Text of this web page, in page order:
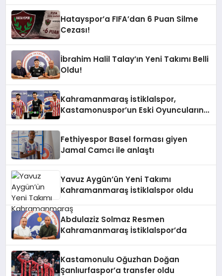
Hatayspor’a FIFA’dan 6 Puan Silme
Cezası!
İbrahim Halil Talay’ın Yeni Takımı Belli
Oldu!
Kahramanmaraş İstiklalspor,
Kastamonuspor’un Eski Oyuncularını
Fethiyespor Basel forması giyen
Jamal Camcı ile anlaştı
Yavuz Aygün’ün Yeni Takımı
Kahramanmaraş İstiklalspor oldu
Abdulaziz Solmaz Resmen
Kahramanmaraş İstiklalspor’da
Kastamonulu Oğuzhan Doğan
Şanlıurfaspor’a transfer oldu